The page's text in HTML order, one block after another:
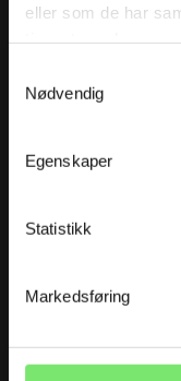
eller som de har
Nødvendig
Egenskaper
Statistikk
Markedsføring
LinkedIn
Lurer du på noe?
Personvern
Våre kontorer
Nedre Vollgate 5
0158 Oslo